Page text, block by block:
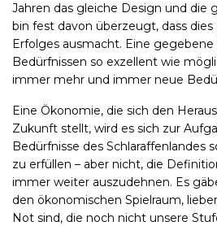
Jahren das gleiche Design und die
bin fest davon überzeugt, dass dies
Erfolges ausmacht. Eine
Bedürfnissen so exzellent wie
immer mehr und immer neue
Eine Ökonomie, die sich den
Zukunft stellt, wird es sich zur
Bedürfnisse des Schlaraffenlandes
zu erfüllen – aber nicht, die
immer weiter auszudehnen. Es
den ökonomischen Spielraum,
Not sind, die noch nicht unsere